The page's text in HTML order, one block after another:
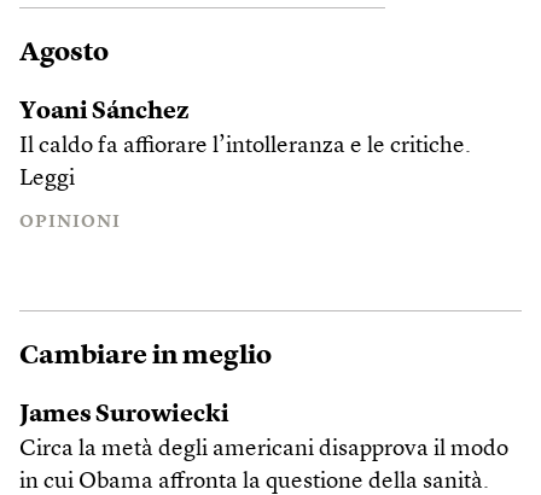
Agosto
Yoani Sánchez
Il caldo fa affiorare l’intolleranza e le critiche.
Leggi
OPINIONI
Cambiare in meglio
James Surowiecki
Circa la metà degli americani disapprova il modo
in cui Obama affronta la questione della sanità.